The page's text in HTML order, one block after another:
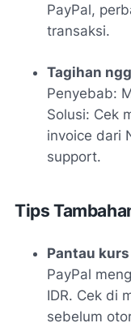
PayPal,
transaksi.
Tagihan
Penyebab:
Solusi: Cek
invoice dari
support.
Tips
Pantau
PayPal
IDR. Cek di
sebelum